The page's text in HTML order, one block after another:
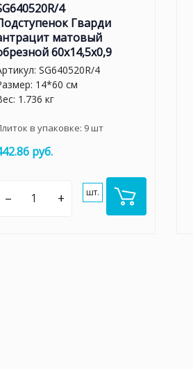
4
Гварди
матовый
60x14,5x0,9
SG640520R/4
14*60 см
1.736 кг
в упаковке: 9шт
руб.
– + шт.